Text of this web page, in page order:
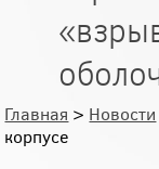
Главная > Новости
корпусе